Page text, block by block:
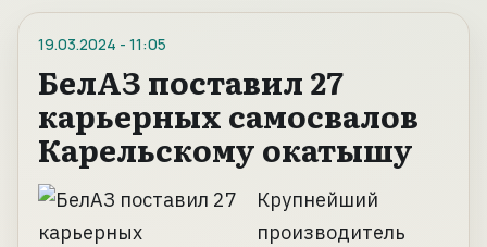
19.03.2024 - 11:05
БелАЗ поставил 27
карьерных самосвалов
Карельскому окатышу
Крупнейший
производитель